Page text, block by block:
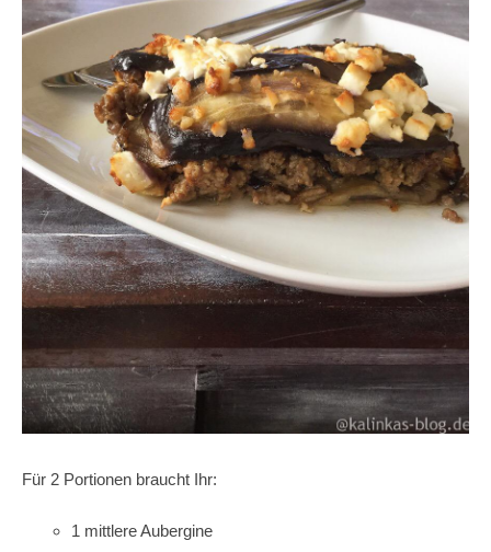
Für 2 Portionen braucht Ihr:
1 mittlere Aubergine